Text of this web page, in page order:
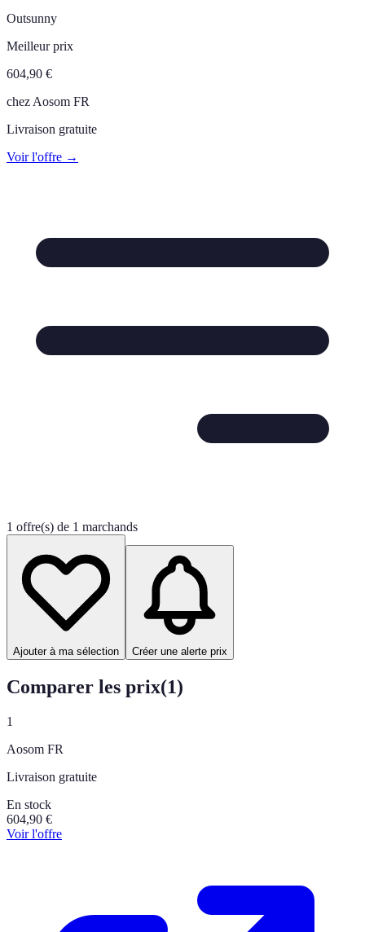
Outsunny
Meilleur prix
604,90 €
chez Aosom FR
Livraison gratuite
Voir l'offre →
1 offre(s) de 1 marchands
Ajouter à ma sélection Créer une alerte prix
Comparer les prix(1)
1
Aosom FR
Livraison gratuite
En stock
604,90 €
Voir l'offre